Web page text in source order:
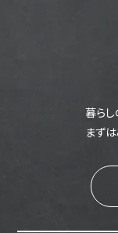
暮ら
まず